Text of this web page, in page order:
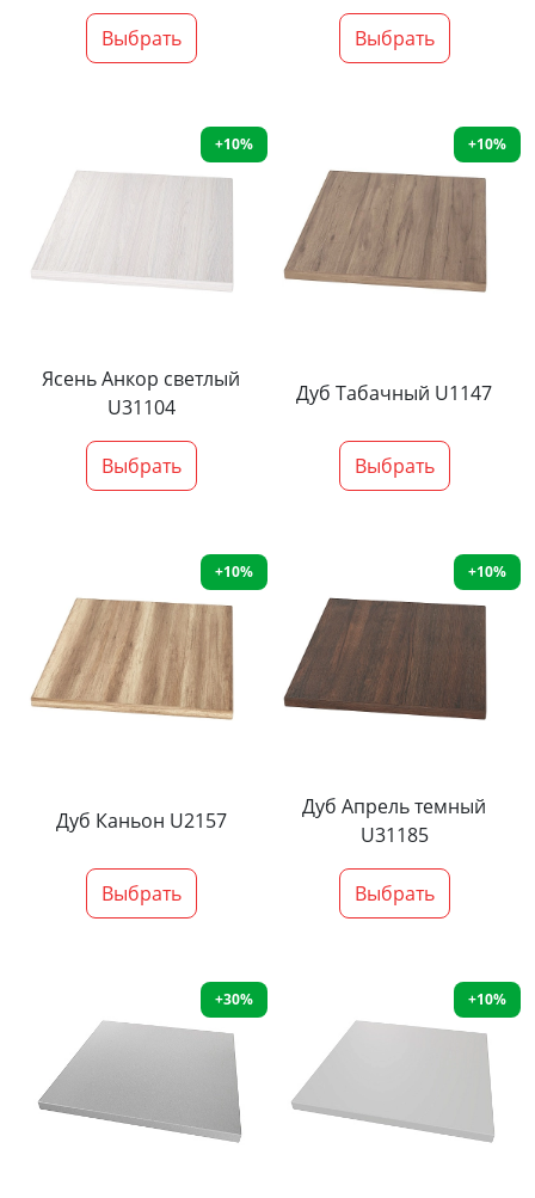
Выбрать Выбрать
+10%
Ясень Анкор светлый
U31104
Выбрать
+10%
Дуб Табачный U1147
Выбрать
+10%
Дуб Каньон U2157
Выбрать
+10%
Дуб Апрель темный
U31185
Выбрать
+30% +10%